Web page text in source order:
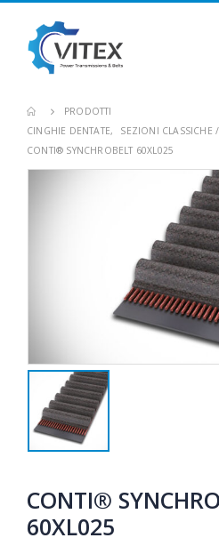
PRODOTTI
CINGHIE DENTATE, SEZIONI CLASSICHE
CONTI® SYNCHROBELT 60XL025
CONTI®
60XL025